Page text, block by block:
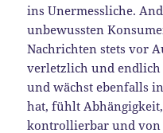
ins Unermessliche.
unbewussten
Nachrichten stets vor
verletzlich und
und wächst ebenfalls
hat, fühlt
kontrollierbar und von